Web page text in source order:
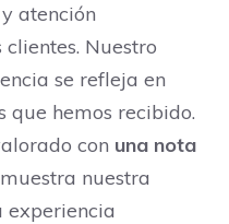
atención
Nuestro
se refleja en
que hemos recibido.
con una nota
nuestra
experiencia